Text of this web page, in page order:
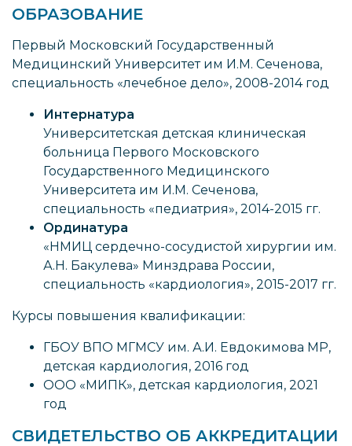
ОБРАЗОВАНИЕ
Первый Московский Государственный
Медицинский Университет им И.М. Сеченова,
специальность «лечебное дело», 2008-2014 год
Интернатура
Университетская детская клиническая
больница Первого Московского
Государственного Медицинского
Университета им И.М. Сеченова,
специальность «педиатрия», 2014-2015 гг.
Ординатура
«НМИЦ сердечно-сосудистой хирургии им.
А.Н. Бакулева» Минздрава России,
специальность «кардиология», 2015-2017 гг.
Курсы повышения квалификации:
ГБОУ ВПО МГМСУ им. А.И. Евдокимова МР,
детская кардиология, 2016 год
ООО «МИПК», детская кардиология, 2021
год
СВИДЕТЕЛЬСТВО ОБ АККРЕДИТАЦИИ